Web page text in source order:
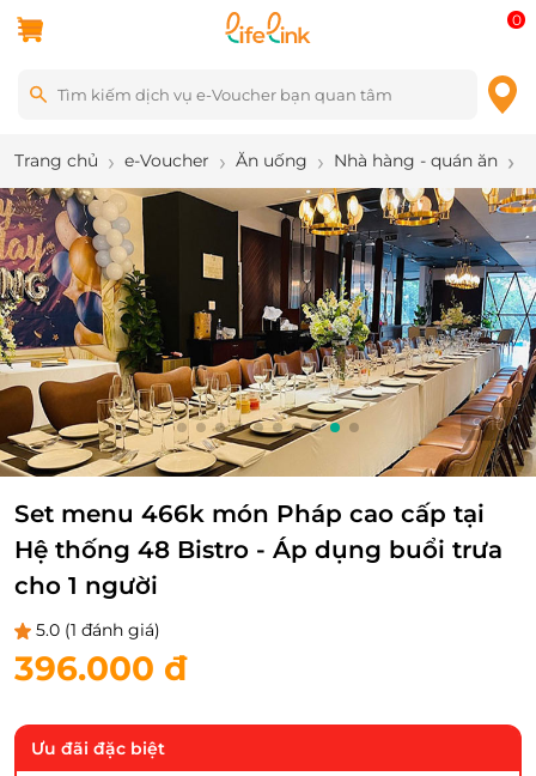
0
Trang chủ e-Voucher Ăn uống Nhà hàng - quán ăn
10/10
Set menu 466k món Pháp cao cấp tại
Hệ thống 48 Bistro - Áp dụng buổi trưa
cho 1 người
5.0 (1 đánh giá)
396.000 đ
Ưu đãi đặc biệt